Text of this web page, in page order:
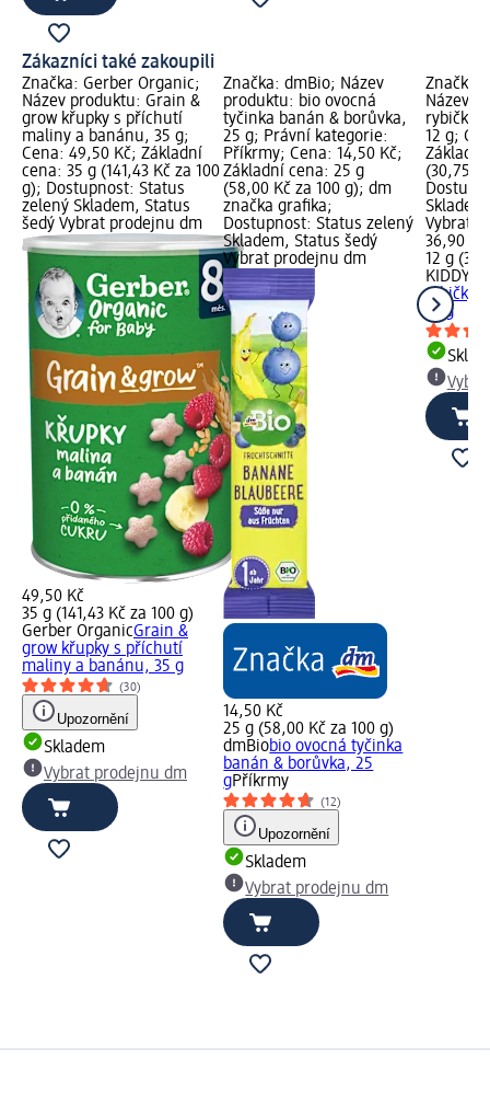
Zákazníci také zakoupili
Značka: Gerber Organic;
Název produktu: Grain &
grow křupky s příchutí
maliny a banánu, 35 g;
Cena: 49,50 Kč; Základní
cena: 35 g (141,43 Kč za 100
g); Dostupnost: Status
zelený Skladem, Status
šedý Vybrat prodejnu dm
49,50 Kč
35 g (141,43 Kč za 100 g)
Gerber OrganicGrain &
grow křupky s příchutí
maliny a banánu, 35 g
(30)
Upozornění
Skladem
Vybrat prodejnu dm
Značka: dmBio; Název
produktu: bio ovocná
tyčinka banán & borůvka,
25 g; Právní kategorie:
Příkrmy; Cena: 14,50 Kč;
Základní cena: 25 g
(58,00 Kč za 100 g); dm
značka grafika;
Dostupnost: Status zelený
Skladem, Status šedý
Vybrat prodejnu dm
14,50 Kč
25 g (58,00 Kč za 100 g)
dmBiobio ovocná tyčinka
banán & borůvka, 25
gPříkrmy
(12)
Upozornění
Skladem
Vybrat prodejnu dm
Značka:
Název
rybičky
12 g;
Základní
(30,75
Vybrat
36,90 Kč
12 g
rybičky
12 g